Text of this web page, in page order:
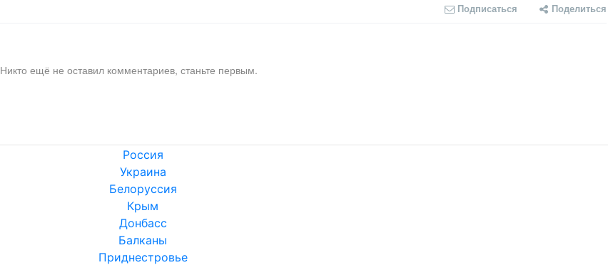
Подписаться Поделиться
Никто ещё не оставил комментариев, станьте первым.
Россия
Украина
Белоруссия
Крым
Донбасс
Балканы
Приднестровье